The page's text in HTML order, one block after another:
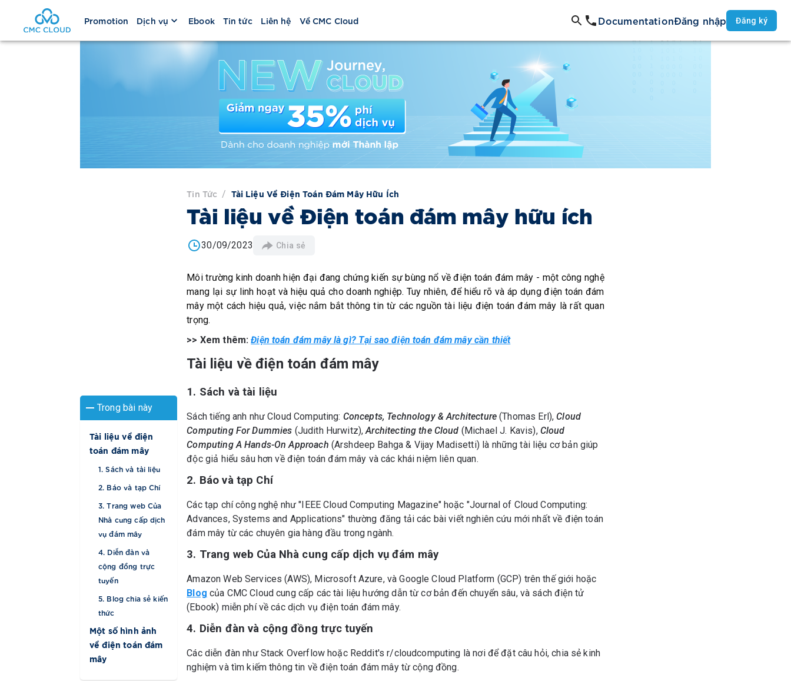
Promotion Dịch vụ Ebook Tin tức Liên hệ Về CMC Cloud DocumentationĐăng nhập Đăng ký
Trong bài này
Tài liệu về điện
toán đám mây
1. Sách và tài liệu
2. Báo và tạp Chí
3. Trang web Của
Nhà cung cấp dịch
vụ đám mây
4. Diễn đàn và
cộng đồng trực
tuyến
5. Blog chia sẻ kiến
thức
Một số hình ảnh
về điện toán đám
mây
Tin Tức / Tài Liệu Về Điện Toán Đám Mây Hữu Ích
Tài liệu về Điện toán đám mây hữu ích
30/09/2023 Chia sẻ
Môi trường kinh doanh hiện đại đang chứng kiến sự bùng nổ về điện toán đám mây - một công nghệ
mang lại sự linh hoạt và hiệu quả cho doanh nghiệp. Tuy nhiên, để hiểu rõ và áp dụng điện toán đám
mây một cách hiệu quả, việc nắm bắt thông tin từ các nguồn tài liệu điện toán đám mây là rất quan
trọng.
>> Xem thêm:Điện toán đám mây là gì? Tại sao điện toán đám mây cần thiết
Tài liệu về điện toán đám mây
1. Sách và tài liệu
Sách tiếng anh như Cloud Computing: Concepts, Technology & Architecture (Thomas Erl),Cloud
Computing For Dummies (Judith Hurwitz),Architecting the Cloud (Michael J. Kavis), Cloud
Computing A Hands-On Approach (Arshdeep Bahga & Vijay Madisetti) là những tài liệu cơ bản giúp
độc giả hiểu sâu hơn về điện toán đám mây và các khái niệm liên quan.
2. Báo và tạp Chí
Các tạp chí công nghệ như "IEEE Cloud Computing Magazine" hoặc "Journal of Cloud Computing:
Advances, Systems and Applications" thường đăng tải các bài viết nghiên cứu mới nhất về điện toán
đám mây từ các chuyên gia hàng đầu trong ngành.
3. Trang web Của Nhà cung cấp dịch vụ đám mây
Amazon Web Services (AWS), Microsoft Azure, và Google Cloud Platform (GCP) trên thế giới hoặc
Blog của CMC Cloud cung cấp các tài liệu hướng dẫn từ cơ bản đến chuyển sâu, và sách điện tử
(Ebook) miễn phí về các dịch vụ điện toán đám mây.
4. Diễn đàn và cộng đồng trực tuyến
Các diễn đàn như Stack Overflow hoặc Reddit's r/cloudcomputing là nơi để đặt câu hỏi, chia sẻ kinh
nghiệm và tìm kiếm thông tin về điện toán đám mây từ cộng đồng.